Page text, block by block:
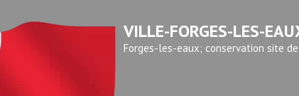
VILLE-FORGES-LES-
Forges-les-eaux; conservation site